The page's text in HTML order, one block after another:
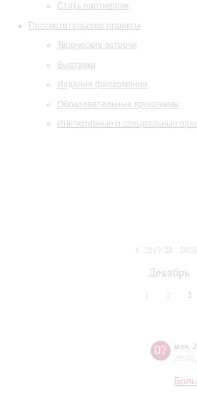
Стать партнером
Просветительские проекты
Творческие встречи
Выставки
Издания филармонии
Образовательные программы
Инклюзивные и специальные
2019/20
Декабрь
2 3
07 мая
20:00